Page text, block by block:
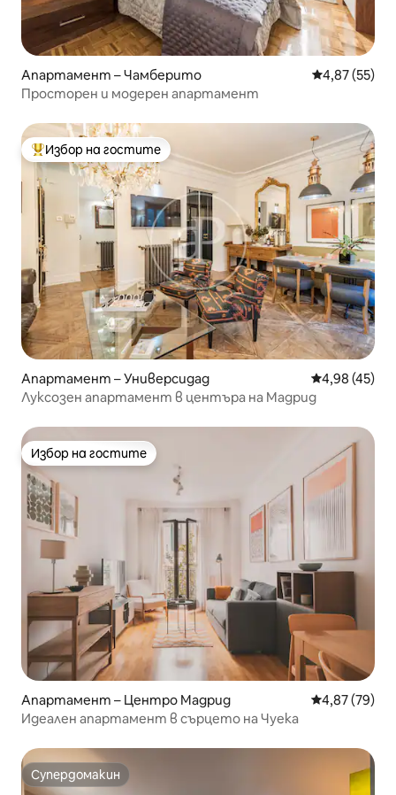
Апартамент – Чамберито Средна
4,87 (55)
Просторен и модерен апартамент
Най-популярен избор на гостите
Избор на гостите
Апартамент – Универсидад Средна
4,98 (45)
Луксозен апартамент в центъра на Мадрид
Избор на гостите
Избор на гостите
Апартамент – Центро Мадрид Средна
4,87 (79)
Идеален апартамент в сърцето на Чуека
Супердомакин
Супердомакин